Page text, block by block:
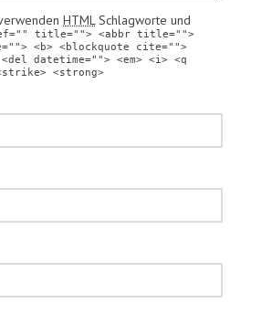
HTMLSchlagworte und
title=""> <abbr title="">
<b> <blockquote cite="">
datetime=""> <em> <i> <q
<strong>